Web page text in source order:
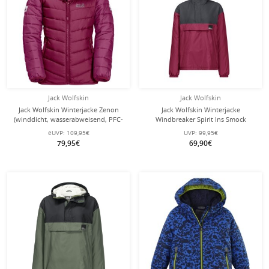
Jack Wolfskin
Jack Wolfskin Winterjacke Zenon
(winddicht, wasserabweisend, PFC-
frei) rubinrot Kinder/Jugendliche
(164-176)
eUVP: 109,95€
79,95€
Jack Wolfskin
Jack Wolfskin Winterjacke
Windbreaker Spirit Ins Smock
(winddicht, wasserabweisend,
gefüttert) rubinrot Kinder (164-176)
UVP: 99,95€
69,90€